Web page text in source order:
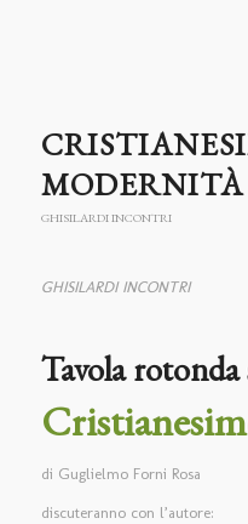
MODERNITÀ
GHISILARDI INCONTRI
GHISILARDI INCONTRI
Tavola rotonda
di Guglielmo Forni Rosa
discuteranno con l’autore: